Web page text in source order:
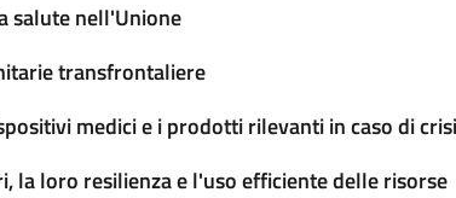
salute nell'Unione
transfrontaliere
medici e i prodotti rilevanti in caso di crisi
la loro resilienza e l'uso efficiente delle risorse